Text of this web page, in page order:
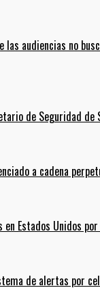
las audiencias no
de Seguridad de
a cadena
en Estados Unidos
de alertas por